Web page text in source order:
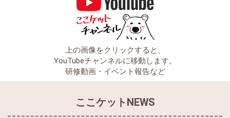
上の画像をクリックすると、
YouTubeチャンネルに移動します。
研修動画・イベント報告など
ここケットNEWS